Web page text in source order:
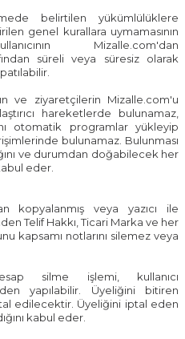
belirtilen yükümlülüklere
genel kurallara uymamasının
Mizalle.com'dan
süreli veya süresiz olarak
ve ziyaretçilerin Mizalle.com'u
hareketlerde bulunamaz,
otomatik programlar yükleyip
bulunamaz. Bulunması
ve durumdan doğabilecek her
eder.
kopyalanmış veya yazıcı ile
Telif Hakkı, Ticari Marka ve her
kapsamı notlarını silemez veya
silme işlemi, kullanıcı
yapılabilir. Üyeliğini bitiren
edilecektir. Üyeliğini iptal eden
kabul eder.